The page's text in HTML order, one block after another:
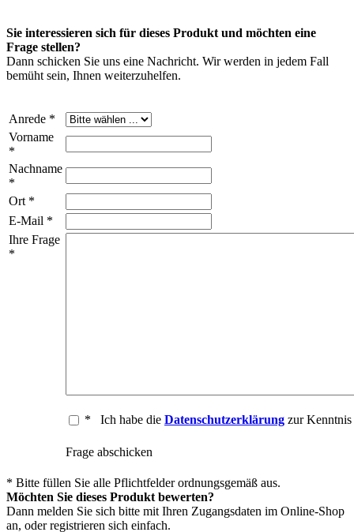
Sie interessieren sich für dieses Produkt und möchten eine
Frage stellen?
Dann schicken Sie uns eine Nachricht. Wir werden in jedem Fall
bemüht sein, Ihnen weiterzuhelfen.
Anrede *
Vorname
*
Nachname
*
Ort *
E-Mail *
Ihre Frage
*
* Ich habe die Datenschutzerklärung zur Kenntnis
Frage abschicken
* Bitte füllen Sie alle Pflichtfelder ordnungsgemäß aus.
Möchten Sie dieses Produkt bewerten?
Dann melden Sie sich bitte mit Ihren Zugangsdaten im Online-Shop
an, oder registrieren sich einfach.